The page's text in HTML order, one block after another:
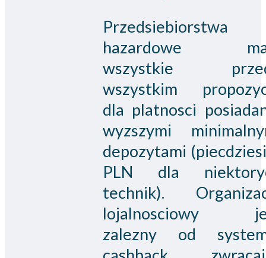
Przedsiebiorstwa
hazardowe
wszystkie
wszystkim
dla platnosci
wyzszymi
depozytami
PLN dla
technik).
lojalnosciowy
zalezny od